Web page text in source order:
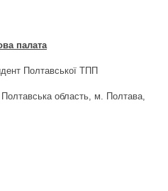
палата
Полтавської ТПП
Полтавська область, м. Полтава,